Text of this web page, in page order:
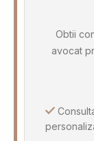
Obtii
avocat